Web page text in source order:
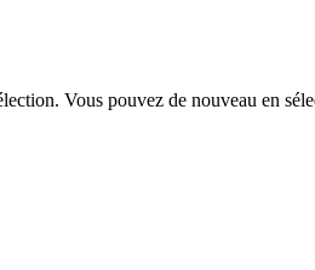
Vous pouvez de nouveau en